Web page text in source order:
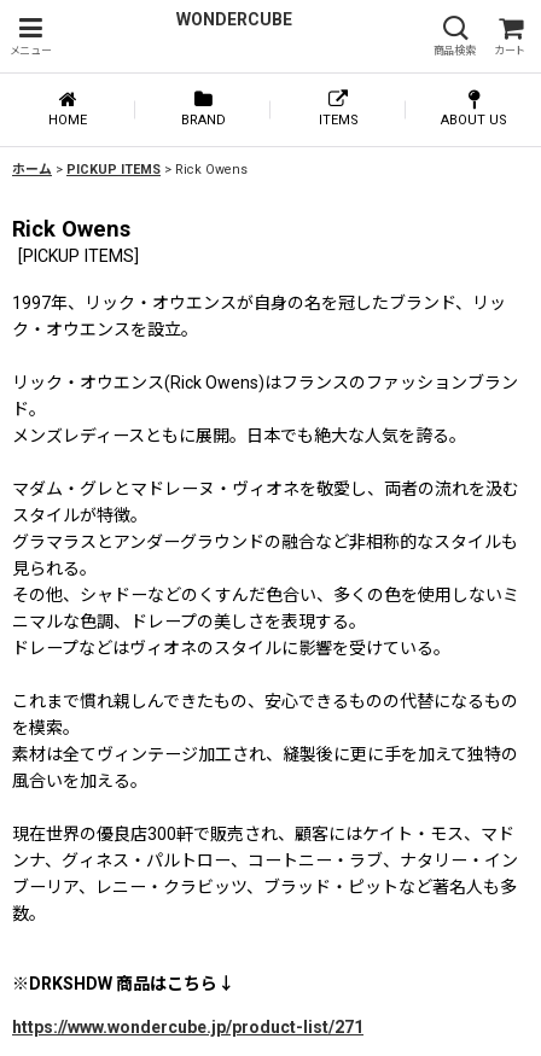
メニュー
WONDERCUBE
商品検索 カート
HOME BRAND ITEMS ABOUT US
ホーム > PICKUP ITEMS > Rick Owens
Rick Owens
[PICKUP ITEMS]
1997年、リック・オウエンスが自身の名を冠したブランド、リッ
ク・オウエンスを設立。
リック・オウエンス(Rick Owens)はフランスのファッションブラン
ド。
メンズレディースともに展開。日本でも絶大な人気を誇る。
マダム・グレとマドレーヌ・ヴィオネを敬愛し、両者の流れを汲む
スタイルが特徴。
グラマラスとアンダーグラウンドの融合など非相称的なスタイルも
見られる。
その他、シャドーなどのくすんだ色合い、多くの色を使用しないミ
ニマルな色調、ドレープの美しさを表現する。
ドレープなどはヴィオネのスタイルに影響を受けている。
これまで慣れ親しんできたもの、安心できるものの代替になるもの
を模索。
素材は全てヴィンテージ加工され、縫製後に更に手を加えて独特の
風合いを加える。
現在世界の優良店300軒で販売され、顧客にはケイト・モス、マド
ンナ、グィネス・パルトロー、コートニー・ラブ、ナタリー・イン
ブーリア、レニー・クラビッツ、ブラッド・ピットなど著名人も多
数。
※DRKSHDW商品はこちら↓
https://www.wondercube.jp/product-list/271